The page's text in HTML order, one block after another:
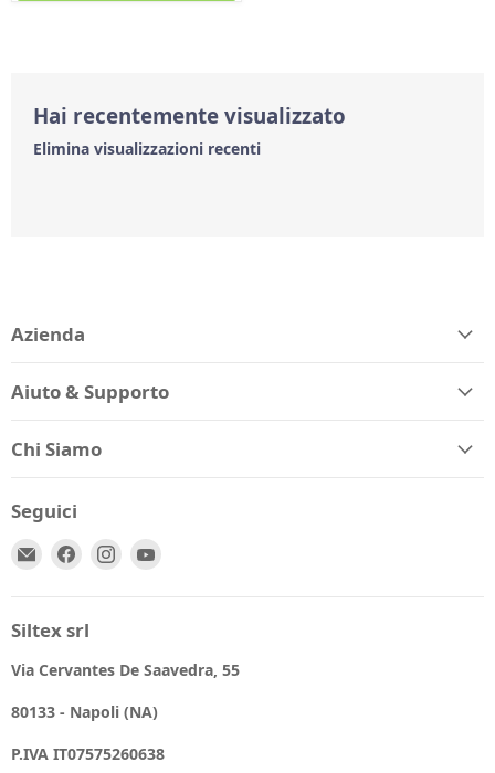
Hai recentemente visualizzato
Elimina visualizzazioni recenti
Azienda
Aiuto & Supporto
Chi Siamo
Seguici
Email
Trovaci Trovaci
Siltex srl
Via Cervantes De Saavedra, 55
80133 - Napoli (NA)
P.IVA IT07575260638